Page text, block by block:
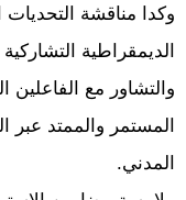
وكدا مناقشة التحديات
الديمقراطية
والتشاور مع
المستمر والممتد عبر
المدني.